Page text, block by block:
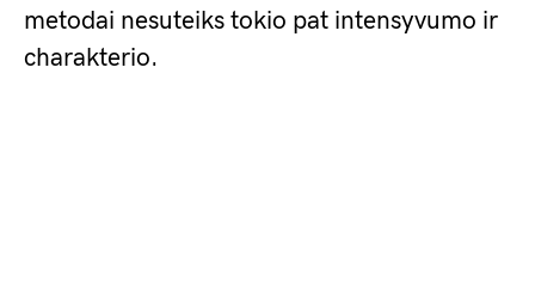
metodai nesuteiks tokio pat intensyvumo ir
charakterio.